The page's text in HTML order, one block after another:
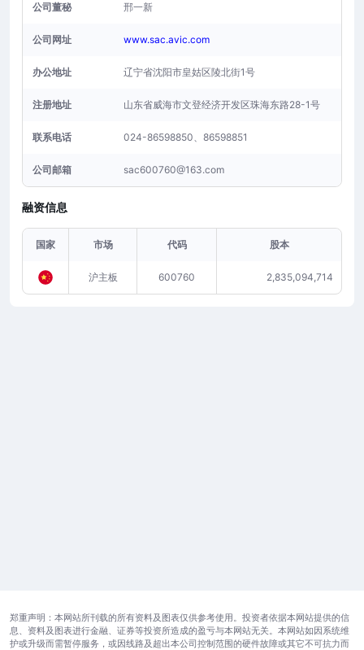
公司董秘 邢一新
公司网址 www.sac.avic.com
办公地址 辽宁省沈阳市皇姑区陵北街1号
注册地址 山东省威海市文登经济开发区珠海东路28-1号
联系电话 024-86598850、86598851
公司邮箱 sac600760@163.com
融资信息
国家 市场 代码 股本
沪主板 600760 2,835,094,714
郑重声明：本网站所刊载的所有资料及图表仅供参考使用。投资者依据本网站提供的信
息、资料及图表进行金融、证券等投资所造成的盈亏与本网站无关。本网站如因系统维
护或升级而需暂停服务，或因线路及超出本公司控制范围的硬件故障或其它不可抗力而